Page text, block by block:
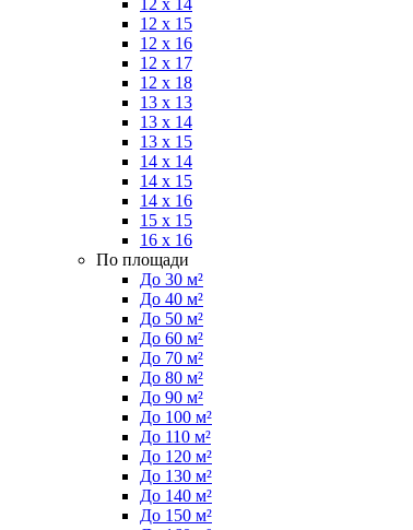
12 x 14
12 x 15
12 x 16
12 x 17
12 x 18
13 x 13
13 x 14
13 x 15
14 x 14
14 x 15
14 x 16
15 x 15
16 x 16
По площади
До 30 м²
До 40 м²
До 50 м²
До 60 м²
До 70 м²
До 80 м²
До 90 м²
До 100 м²
До 110 м²
До 120 м²
До 130 м²
До 140 м²
До 150 м²